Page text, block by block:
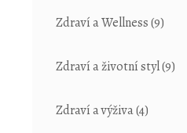
Zdraví a Wellness(9)
Zdraví a životní styl(9)
Zdraví a výživa(4)